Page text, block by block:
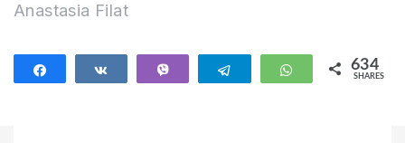
Anastasia Filat
Telegram WhatsApp
634
SHARES